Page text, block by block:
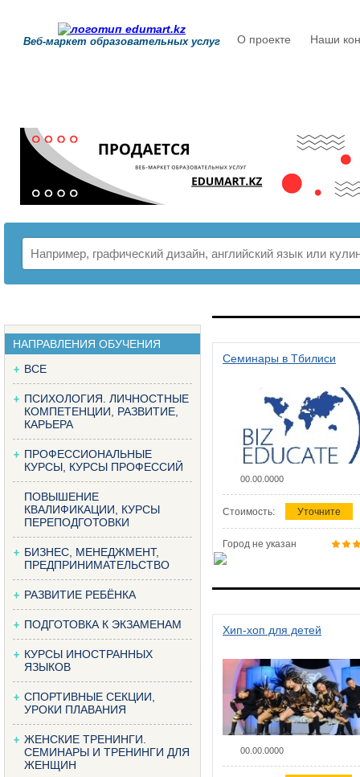
Веб-маркет образовательных услуг О проекте Наши
НАПРАВЛЕНИЯ ОБУЧЕНИЯ
ВСЕ
ПСИХОЛОГИЯ. ЛИЧНОСТНЫЕ
КОМПЕТЕНЦИИ, РАЗВИТИЕ,
КАРЬЕРА
ПРОФЕССИОНАЛЬНЫЕ
КУРСЫ, КУРСЫ ПРОФЕССИЙ
ПОВЫШЕНИЕ
КВАЛИФИКАЦИИ, КУРСЫ
ПЕРЕПОДГОТОВКИ
БИЗНЕС, МЕНЕДЖМЕНТ,
ПРЕДПРИНИМАТЕЛЬСТВО
РАЗВИТИЕ РЕБЁНКА
ПОДГОТОВКА К ЭКЗАМЕНАМ
КУРСЫ ИНОСТРАННЫХ
ЯЗЫКОВ
СПОРТИВНЫЕ СЕКЦИИ,
УРОКИ ПЛАВАНИЯ
ЖЕНСКИЕ ТРЕНИНГИ.
СЕМИНАРЫ И ТРЕНИНГИ ДЛЯ
ЖЕНЩИН
Семинары в Тбилиси
00.00.0000
Стоимость: Уточните
Город не указан
Хип-хоп для детей
00.00.0000